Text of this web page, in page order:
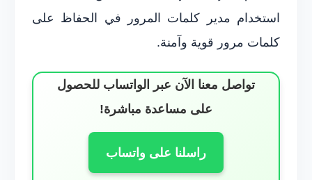
استخدام مدير كلمات المرور في الحفاظ على
كلمات مرور قوية وآمنة.
تواصل معنا الآن عبر الواتساب للحصول
على مساعدة مباشرة!
راسلنا على واتساب